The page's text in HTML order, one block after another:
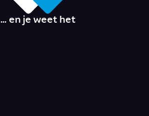
... en je weet het